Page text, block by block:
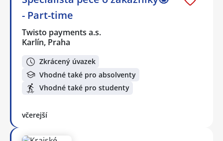
- Part-time
Twisto payments a.s.
Karlín, Praha
Zkrácený úvazek
Vhodné také pro absolventy
Vhodné také pro studenty
včerejší